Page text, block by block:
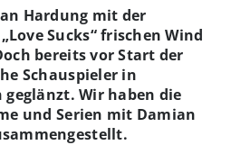
Hardung mit der
Sucks“ frischen Wind
bereits vor Start der
Schauspieler in
Wir haben die
und Serien mit Damian